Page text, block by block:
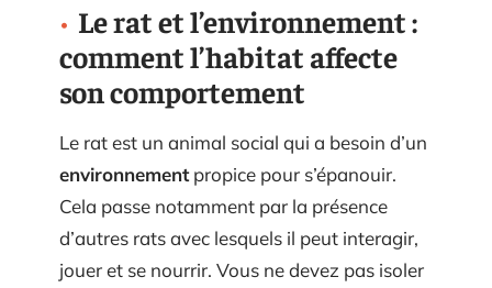
Le rat et l’environnement :
comment l’habitat affecte
son comportement
Le rat est un animal social qui a besoin d’un
environnementpropice pour s’épanouir.
Cela passe notamment par la présence
d’autres rats avec lesquels il peut interagir,
jouer et se nourrir. Vous ne devez pas isoler